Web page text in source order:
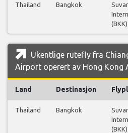
Thailand Bangkok
(BKK)
Ukentlige rutefly fra
Airport operert av Hong Kong
Land Destinasjon
Thailand Bangkok
(BKK)